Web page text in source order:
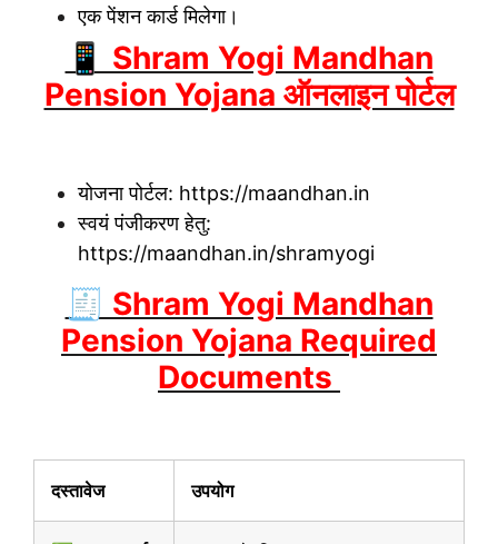
एक पेंशन कार्ड मिलेगा।
📱 Shram Yogi Mandhan
Pension Yojana ऑनलाइन पोर्टल
योजना पोर्टल: https://maandhan.in
स्वयं पंजीकरण हेतु:
https://maandhan.in/shramyogi
🧾 Shram Yogi Mandhan
Pension Yojana Required
Documents
दस्तावेज उपयोग